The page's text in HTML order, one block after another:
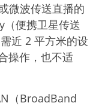
微波传送直播的
便携卫星传送
近 2 平方米的设
操作，也不适
（BroadBand